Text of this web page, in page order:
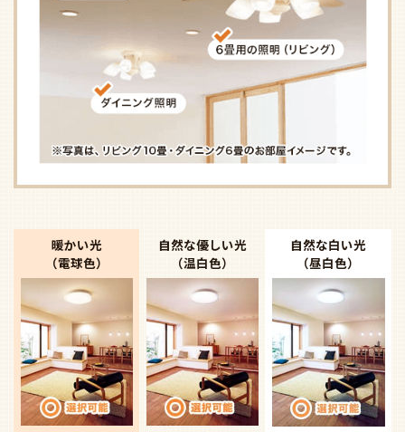
暖かい光
（電球色）
自然な優しい光
（温白色）
自然な白い光
（昼白色）